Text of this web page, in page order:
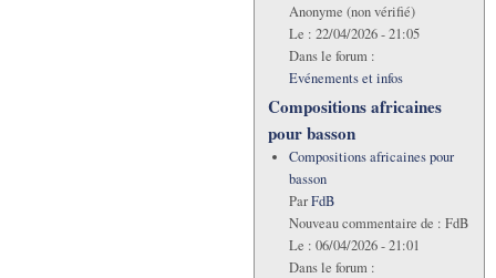
Anonyme (non vérifié)
Le : 22/04/2026 - 21:05
Dans le forum :
Evénements et infos
Compositions africaines
pour basson
Compositions africaines pour
basson
ParFdB
Nouveau commentaire de : FdB
Le : 06/04/2026 - 21:01
Dans le forum :